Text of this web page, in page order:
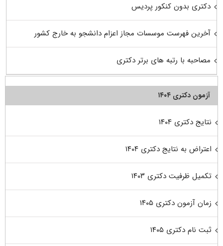
دکتری بدون کنکور پردیس
آخرین فهرست موسسات مجاز اعزام دانشجو به خارج کشور
مصاحبه با رتبه های برتر دکتری
آزمون دکتری ۱۴۰۴
نتایج دکتری ۱۴۰۴
اعتراض به نتایج دکتری ۱۴۰۴
تکمیل ظرفیت دکتری ۱۴۰۳
زمان آزمون دکتری ۱۴۰۵
ثبت نام دکتری ۱۴۰۵